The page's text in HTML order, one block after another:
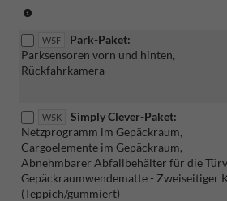
Verbindung
mit
[TH
Sportline"
Interieur
W5F
Park-Paket:
Parksensoren vorn und hinten,
Rückfahrkamera
W5K
Simply Clever-Paket:
Netzprogramm im Gepäckraum,
Cargoelemente im Gepäckraum,
Abnehmbarer Abfallbehälter für die
Gepäckraumwendematte - Zweiseitiger
(Teppich/gummiert)